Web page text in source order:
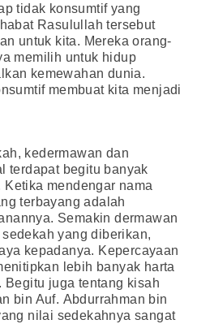
tidak konsumtif yang
Rasulullah tersebut
untuk kita. Mereka orang-
memilih untuk hidup
kemewahan dunia.
membuat kita menjadi
kedermawan dan
terdapat begitu banyak
mendengar nama
terbayang adalah
Semakin dermawan
yang diberikan,
kepadanya. Kepercayaan
lebih banyak harta
Begitu juga tentang kisah
bin Auf. Abdurrahman bin
nilai sedekahnya sangat